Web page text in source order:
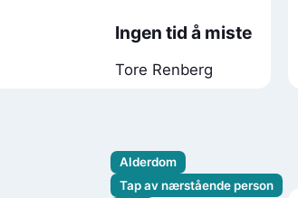
Ingen tid å miste
Tore Renberg
Alderdom
Tap av nærstående person